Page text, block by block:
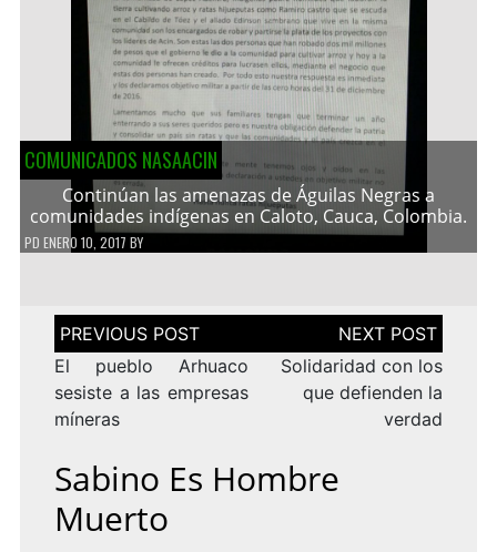
COMUNICADOS NASAACIN
Continúan las amenazas de Águilas Negras a
comunidades indígenas en Caloto, Cauca, Colombia.
PD ENERO 10, 2017 BY
Navegación
de
entradas
El pueblo Arhuaco
sesiste a las empresas
míneras
Solidaridad con los
que defienden la
verdad
Sabino Es Hombre
Muerto